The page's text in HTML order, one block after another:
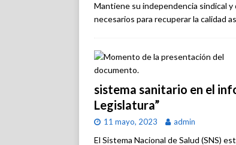
Mantiene su independencia sindical
necesarios para recuperar la calidad
sistema sanitario en el
Legislatura”
11 mayo, 2023 admin
El Sistema Nacional de Salud (SNS)